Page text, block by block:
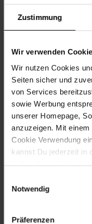
Zustimmung
Wir verwenden
Wir nutzen Cookies
Seiten sicher und
von Services
sowie Werbung
unserer Homepage,
anzuzeigen. Mit einem
Cookie Verwendung
kannst Du jederzeit in
ändern bzw.
Notwendig
Präferenzen
EAN: 4053846454595
Artikel gehört zur
Versandinformationen
Herstellerinformationen
Altgeräterücknahme
Fußzeile
Weitere Online-
Netto Reisen